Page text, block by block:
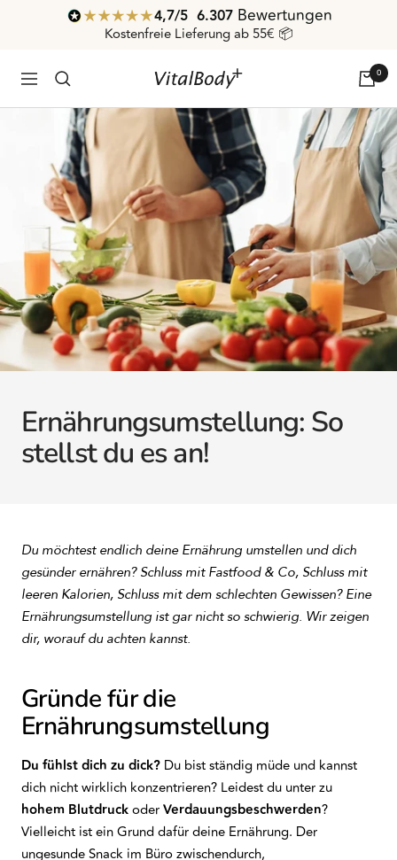
4,7/ 5 6.307 Bewertungen
Kostenfreie Lieferung ab 55€ 📦
Navigation VitalBodyPLUS.de 0
Ernährungsumstellung: So
stellst du es an!
Du möchtest endlich deine Ernährung umstellen und dich
gesünder ernähren? Schluss mit Fastfood & Co, Schluss mit
leeren Kalorien, Schluss mit dem schlechten Gewissen? Eine
Ernährungsumstellung ist gar nicht so schwierig. Wir zeigen
dir, worauf du achten kannst.
Gründe für die
Ernährungsumstellung
Du fühlst dich zu dick? Du bist ständig müde und kannst
dich nicht wirklich konzentrieren? Leidest du unter zu
hohem BlutdruckoderVerdauungsbeschwerden?
Vielleicht ist ein Grund dafür deine Ernährung. Der
ungesunde Snack im Büro zwischendurch,